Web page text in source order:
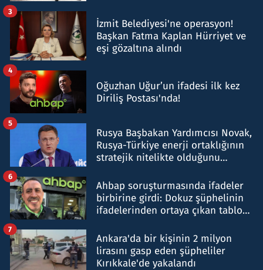
İzmit Belediyesi'ne operasyon!
Başkan Fatma Kaplan Hürriyet ve
eşi gözaltına alındı
3
Oğuzhan Uğur’un ifadesi ilk kez
Diriliş Postası'nda!
4
Rusya Başbakan Yardımcısı Novak,
Rusya-Türkiye enerji ortaklığının
stratejik nitelikte olduğunu
5
Ahbap soruşturmasında ifadeler
birbirine girdi: Dokuz şüphelinin
ifadelerinden ortaya çıkan tablo
6
Ankara'da bir kişinin 2 milyon
lirasını gasp eden şüpheliler
Kırıkkale'de yakalandı
7